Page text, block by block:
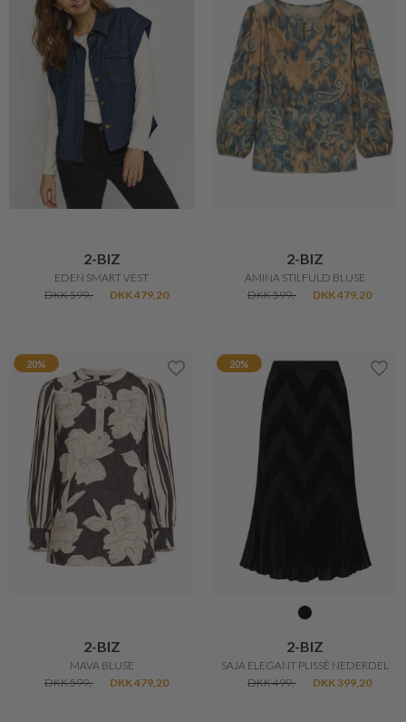
2-BIZ
EDEN SMART VEST
DKK 599,-
DKK 479,20
2-BIZ
AMINA STILFULD BLUSE
DKK 599,-
DKK 479,20
20%
2-BIZ
MAVA BLUSE
DKK 599,-
DKK 479,20
20%
2-BIZ
SAJA ELEGANT PLISSÈ NEDERDEL
DKK 499,-
DKK 399,20